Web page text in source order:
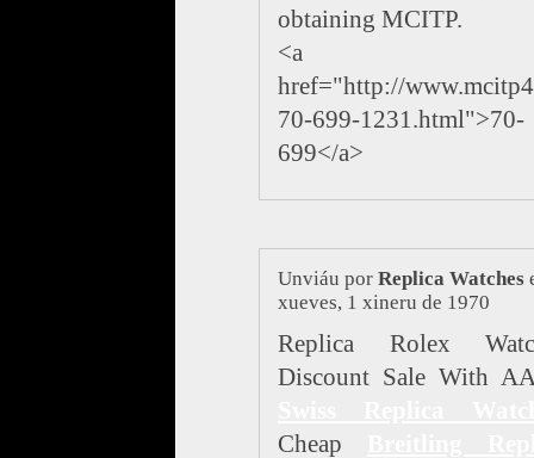
obtaining MCITP.
<a
href="http://
70-699-1231.html">70-
699</a>
Unviáu por Replica Watches
xueves, 1 xineru de 1970
Replica Rolex
Discount Sale With
Cheap